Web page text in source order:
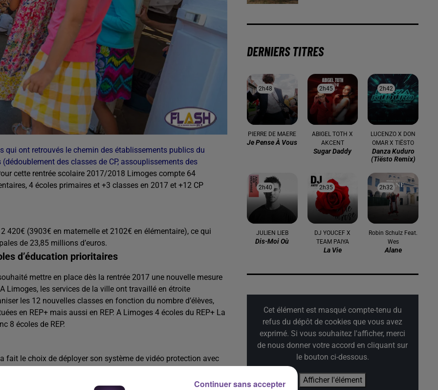
qui ont retrouvés le chemin des établissements publics du
des classes de CP, assouplissements des
cette rentrée scolaire 2017/2018 Limoges compte 64
4 écoles primaires et +3 classes en 2017 et +12 CP
420€ (3903€ en maternelle et 2102€ en élémentaire), ce qui
de 23,85 millions d’euros.
d’éducation prioritaires
mettre en place dès la rentrée 2017 une nouvelle mesure
Limoges, les services de la ville ont travaillé en étroite
les 12 nouvelles classes en fonction du nombre d’élèves,
en REP+ mais aussi en REP. A Limoges 4 écoles du REP+ La
8 écoles de REP.
fait le choix de déployer son système de vidéo protection avec
ou privées. 9 caméras ont déjà été posées lors des phases
installations (soir 24 écoles). Le déploiement se poursuivra au
DERNIERS TITRES
2h48
2h48
PIERRE DE MAERE
Je Pense À Vous
2h45
2h45
ABIGEL TOTH X
AKCENT
Sugar Daddy
2h42
2h42
LUCENZO X DON
OMAR X TIËSTO
Danza Kuduro
(tiësto Remix)
2h40
2h40
JULIEN LIEB
Dis-Moi Où
2h35
2h35
DJ YOUCEF X
TEAM PAIYA
La Vie
2h32
2h32
Robin Schulz Feat.
Wes
Alane
Cet élément est masqué compte-tenu du
refus du dépôt de cookies que vous avez
exprimé. Si vous souhaitez l'afficher, merci
de nous donner votre accord en cliquant sur
le bouton ci-dessous.
Afficher l'élément
Continuer sans accepter